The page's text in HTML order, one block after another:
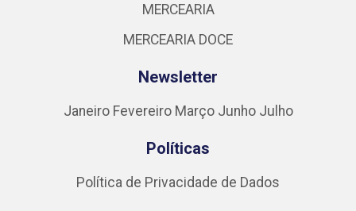
MERCEARIA
MERCEARIA DOCE
Newsletter
Janeiro Fevereiro Março Junho Julho
Políticas
Política de Privacidade de Dados